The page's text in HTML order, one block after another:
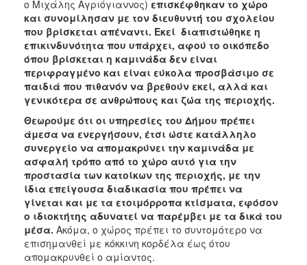
ο Μιχάλης Αγριόγιαννος) επισκέφθηκαν το χώρο
και συνομίλησαν με τον διευθυντή του σχολείου
που βρίσκεται απέναντι. Εκεί διαπιστώθηκε η
επικινδυνότητα που υπάρχει, αφού το οικόπεδο
όπου βρίσκεται η καμινάδα δεν είναι
περιφραγμένο και είναι εύκολα προσβάσιμο σε
παιδιά που πιθανόν να βρεθούν εκεί, αλλά και
γενικότερα σε ανθρώπους και ζώα της περιοχής.
Θεωρούμε ότι οι υπηρεσίες του Δήμου πρέπει
άμεσα να ενεργήσουν, έτσι ώστε κατάλληλο
συνεργείο να απομακρύνει την καμινάδα με
ασφαλή τρόπο από το χώρο αυτό για την
προστασία των κατοίκων της περιοχής, με την
ίδια επείγουσα διαδικασία που πρέπει να
γίνεται και με τα ετοιμόρροπα κτίσματα, εφόσον
ο ιδιοκτήτης αδυνατεί να παρέμβει με τα δικά του
μέσα. Ακόμα, ο χώρος πρέπει το συντομότερο να
επισημανθεί με κόκκινη κορδέλα έως ότου
απομακρυνθεί ο αμίαντος.